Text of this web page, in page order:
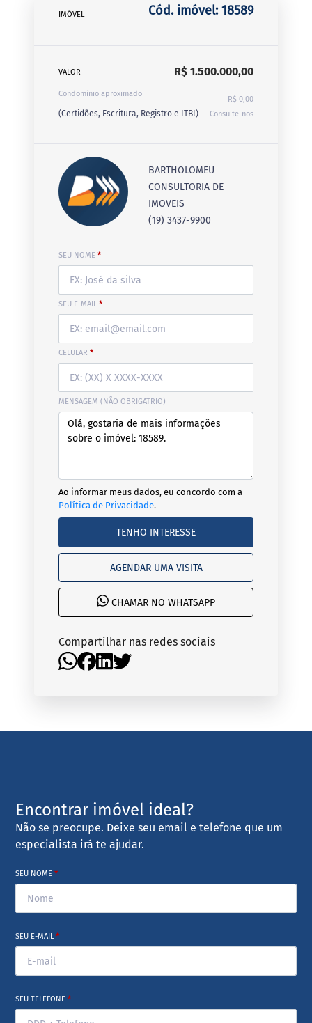
IMÓVEL Cód. imóvel: 18589
VALOR R$ 1.500.000,00
Condomínio aproximado
R$ 0,00
(Certidões, Escritura, Registro e ITBI) Consulte-nos
BARTHOLOMEU
CONSULTORIA DE
IMOVEIS
(19) 3437-9900
SEU NOME *
SEU E-MAIL *
CELULAR *
MENSAGEM (NÃO OBRIGATRIO)
Ao informar meus dados, eu concordo com a
Política de Privacidade.
TENHO INTERESSE
AGENDAR UMA VISITA
CHAMAR NO WHATSAPP
Compartilhar nas redes sociais
Encontrar imóvel ideal?
Não se preocupe. Deixe seu email e telefone que um
especialista irá te ajudar.
SEU NOME*
SEU E-MAIL*
SEU TELEFONE*